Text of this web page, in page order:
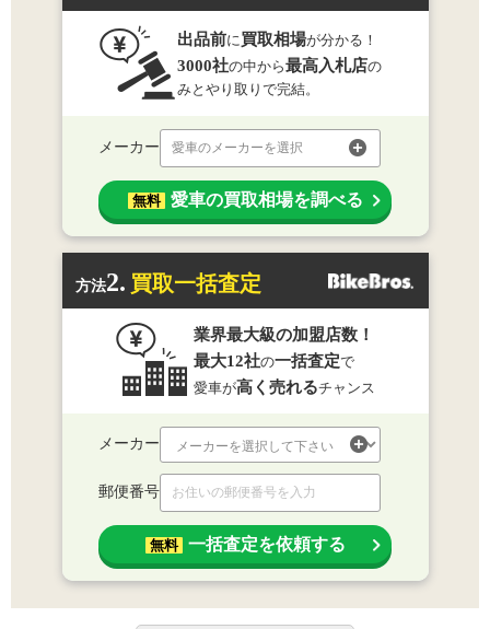
出品前に 買取相場が分かる！
3000社の中から最高入札店の
みとやり取りで完結。
メーカー 愛車のメーカーを選択
無料 愛車の買取相場を調べる
方法2. 買取一括査定
業界最大級の加盟店数！
最大12社の一括査定で
愛車が高く売れるチャンス
メーカー
郵便番号
無料 一括査定を依頼する